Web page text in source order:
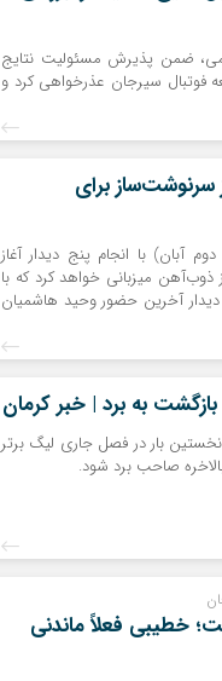
ضمن پذیرش مسئولیت نتایج
فوتبال سیرجان عذرخواهی کرد و
سرنوشت‌ساز برای
آبان) با انجام پنج دیدار آغاز
میزبانی خواهد کرد که با
دیدار آخرین حضور وحید هاشمیان
بازگشت به برد | خبر کرمان
نخستین بار در فصل جاری لیگ برتر
خطیبی فعلاً ماندنی